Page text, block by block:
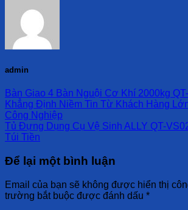
admin
Bàn Giao 4 Bàn Nguội Cơ Khí 2000kg
Khẳng Định Niềm Tin Từ Khách Hàng
Công Nghiệp
Tủ Đựng Dụng Cụ Vệ Sinh ALLY QT-
Túi Tiền
Để lại một bình luận
Email của bạn sẽ không được hiển thị
trường bắt buộc được đánh dấu *